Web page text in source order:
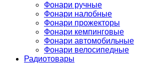
Фонари ручные
Фонари налобные
Фонари прожекторы
Фонари кемпинговые
Фонари автомобильные
Фонари велосипедные
Радиотовары